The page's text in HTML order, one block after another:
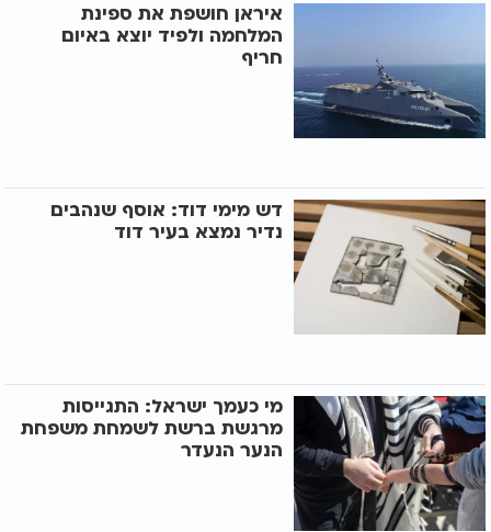
איראן חושפת את ספינת
המלחמה ולפיד יוצא באיום
חריף
דש מימי דוד: אוסף שנהבים
נדיר נמצא בעיר דוד
מי כעמך ישראל: התגייסות
מרגשת ברשת לשמחת משפחת
הנער הנעדר